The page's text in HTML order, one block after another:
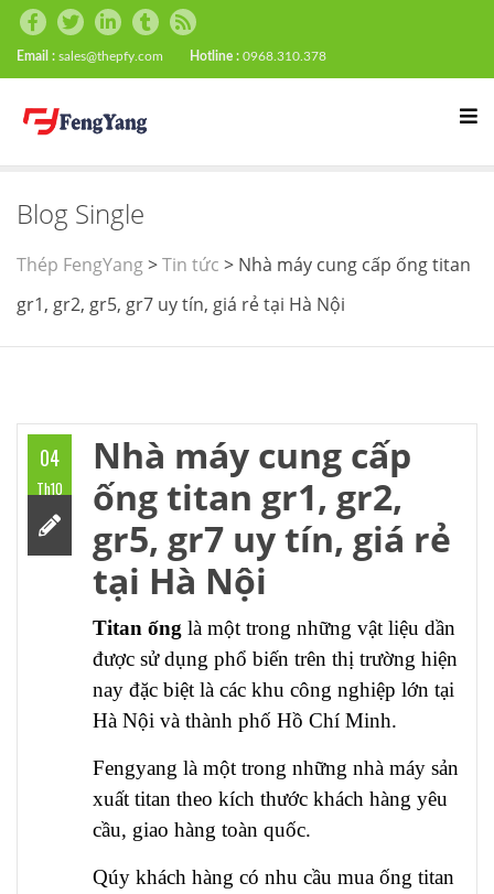
Email : sales@thepfy.com Hotline : 0968.310.378
Blog Single
Thép FengYang>Tin tức > Nhà máy cung cấp ống titan
gr1, gr2, gr5, gr7 uy tín, giá rẻ tại Hà Nội
04
Th10
Nhà máy cung cấp
ống titan gr1, gr2,
gr5, gr7 uy tín, giá rẻ
tại Hà Nội
Titan ống là một trong những vật liệu dần
được sử dụng phổ biến trên thị trường hiện
nay đặc biệt là các khu công nghiệp lớn tại
Hà Nội và thành phố Hồ Chí Minh.
Fengyang là một trong những nhà máy sản
xuất titan theo kích thước khách hàng yêu
cầu, giao hàng toàn quốc.
Qúy khách hàng có nhu cầu mua ống titan